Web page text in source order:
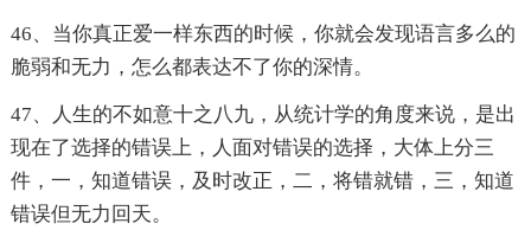
46、当你真正爱一样东西的时候，你就会发现语言多么的
脆弱和无力，怎么都表达不了你的深情。
47、人生的不如意十之八九，从统计学的角度来说，是出
现在了选择的错误上，人面对错误的选择，大体上分三
件，一，知道错误，及时改正，二，将错就错，三，知道
错误但无力回天。